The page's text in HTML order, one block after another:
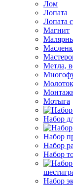
Лом
Лопата
Лопата
Магнит
Метла,
Мотыга
Набор
Набор
Набор
Набор
Набор